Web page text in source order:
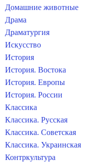
Домашние животные
Драма
Драматургия
Искусство
История
История. Востока
История. Европы
История. России
Классика
Классика. Русская
Классика. Советская
Классика. Украинская
Контркультура